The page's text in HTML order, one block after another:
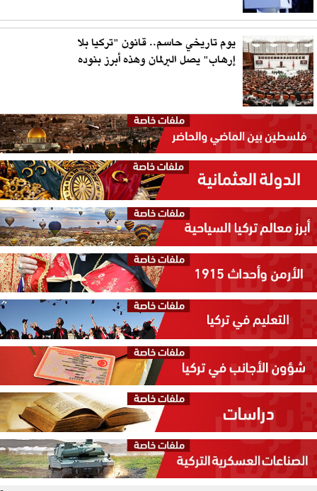
يوم تاريخي حاسم.. قانون "تركيا بلا
إرهاب" يصل البرلمان وهذه أبرز بنوده